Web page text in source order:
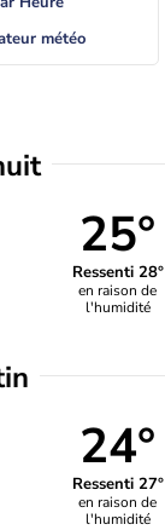
météo
25°
Ressenti 28°
en raison de
l'humidité
24°
Ressenti 27°
en raison de
l'humidité